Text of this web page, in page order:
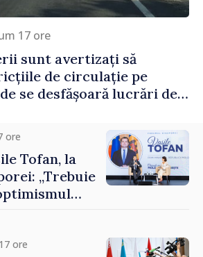
17 ore
sunt avertizați să
de circulație pe
se desfășoară lucrări de
ore
Tofan, la
„Trebuie
ore